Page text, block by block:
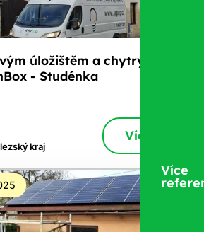
úložištěm a chytrým
- Studénka
kraj
Více
Více